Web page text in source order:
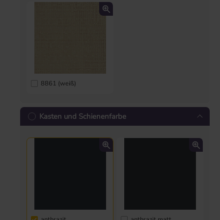
8861 (weiß)
Kasten und Schienenfarbe